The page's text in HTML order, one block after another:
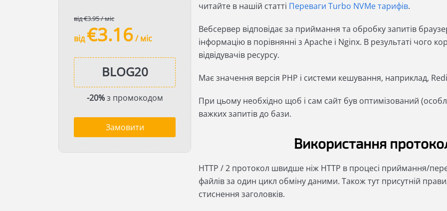
від €3.95 / міс
від€3.16/ міс
-20%з промокодом
Замовити
читайте в нашій статті Переваги Turbo NVMe тарифів.
Вебсервер відповідає за приймання та обробку запитів
інформацію в порівнянні з Apache і Nginx. В результаті чого
відвідувачів ресурсу.
Має значення версія PHP і системи кешування, наприклад,
При цьому необхідно щоб і сам сайт був оптимізований
важких запитів до бази.
Використання
HTTP / 2 протокол швидше ніж HTTP в процесі приймання/
файлів за один цикл обміну даними. Також тут присутній
стиснення заголовків.